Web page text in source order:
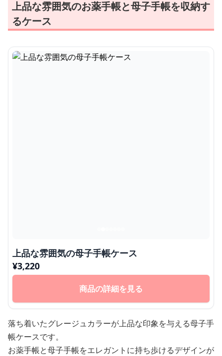
上品な雰囲気のお薬手帳と母子手帳を収納す
るケース
上品な雰囲気の母子手帳ケース
¥3,220
商品の詳細を見る
落ち着いたグレージュカラーが上品な印象を与える母子手
帳ケースです。
お薬手帳と母子手帳をエレガントに持ち歩けるデザインが